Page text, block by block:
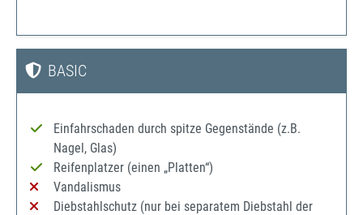
BASIC
Einfahrschaden durch spitze Gegenstände (z.B.
Nagel, Glas)
Reifenplatzer (einen „Platten“)
Vandalismus
Diebstahlschutz (nur bei separatem Diebstahl der